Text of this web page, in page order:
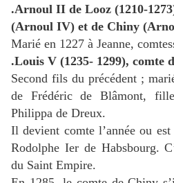
.Arnoul II de Looz (1210-
(Arnoul IV) et de Chiny (
Marié en 1227 à Jeanne,
.Louis V (1235- 1299), comte
Second fils du précédent ;
de Frédéric de Blâmont,
Philippa de Dreux.
Il devient comte l’année ou
Rodolphe Ier de Habsbourg.
du Saint Empire.